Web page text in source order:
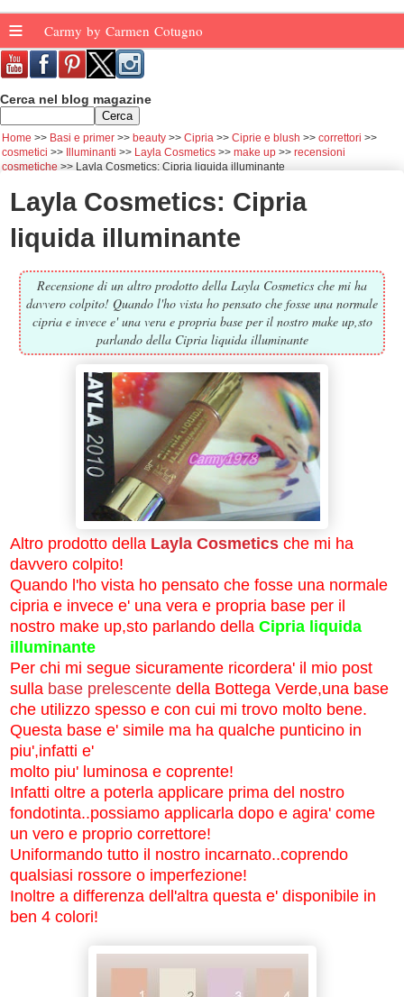
≡ Carmy by Carmen Cotugno
Cerca nel blog magazine
Home Basi e primer beauty Cipria Ciprie e blush
correttori
cosmetici
Illuminanti Layla Cosmetics make up
recensioni
cosmetiche
Layla Cosmetics: Cipria liquida illuminante
Layla Cosmetics: Cipria
liquida illuminante
Recensione di un altro prodotto della Layla Cosmetics che mi ha
davvero colpito! Quando l'ho vista ho pensato che fosse una normale
cipria e invece e' una vera e propria base per il nostro make up,sto
parlando della Cipria liquida illuminante
Altro prodotto della Layla Cosmetics che mi ha
davvero colpito!
Quando l'ho vista ho pensato che fosse una normale
cipria e invece e' una vera e propria base per il
nostro make up,sto parlando della Cipria liquida
illuminante
Per chi mi segue sicuramente ricordera' il mio post
sulla base prelescente della Bottega Verde,una base
che utilizzo spesso e con cui mi trovo molto bene.
Questa base e' simile ma ha qualche punticino in
piu',infatti e'
molto piu' luminosa e coprente!
Infatti oltre a poterla applicare prima del nostro
fondotinta..possiamo applicarla dopo e agira' come
un vero e proprio correttore!
Uniformando tutto il nostro incarnato..coprendo
qualsiasi rossore o imperfezione!
Inoltre a differenza dell'altra questa e' disponibile in
ben 4 colori!